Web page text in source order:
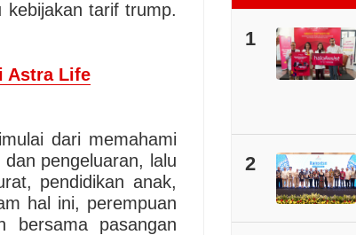
kebijakan tarif trump.
Astra Life
dari memahami
pengeluaran, lalu
pendidikan anak,
hal ini, perempuan
bersama pasangan
1
2